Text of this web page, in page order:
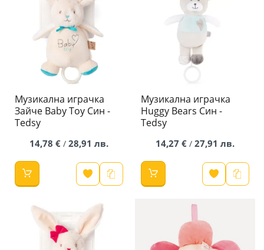
Музикална играчка
Зайче Baby Toy Син -
Tedsy
14,78 € / 28,91 лв.
Музикална играчка
Huggy Bears Син -
Tedsy
14,27 € / 27,91 лв.